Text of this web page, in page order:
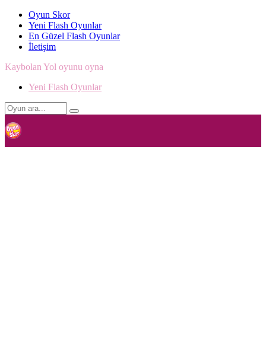
Oyun Skor
Yeni Flash Oyunlar
En Güzel Flash Oyunlar
İletişim
Kaybolan Yol oyunu oyna
Yeni Flash Oyunlar